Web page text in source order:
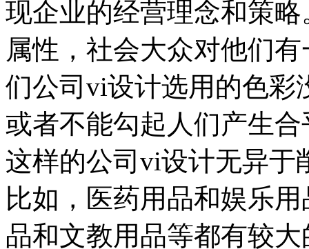
现企业的经营理念和策
属性，社会大众对他们
们公司vi设计选用的色彩
或者不能勾起人们产生
这样的公司vi设计无异于
比如，医药用品和娱乐
品和文教用品等都有较